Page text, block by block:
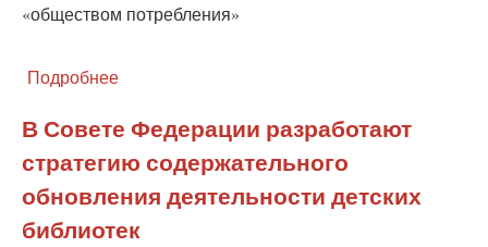
«обществом потребления»
Подробнее
нам
нужны
библиотеки?
В Совете Федерации разработают
стратегию содержательного
обновления деятельности детских
библиотек